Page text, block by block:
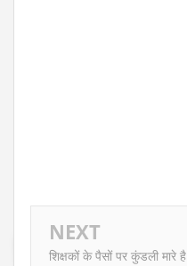
NEXT
शिक्षकों के पैसों पर कुंडली मारे है